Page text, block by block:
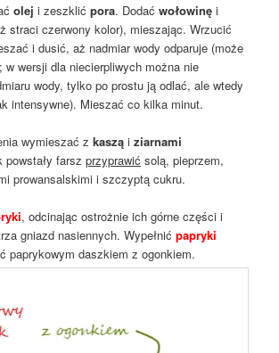
olej i zeszklićpora. Dodaćwołowinę i
straci czerwony kolor), mieszając. Wrzucić
i dusić, aż nadmiar wody odparuje (może
w wersji dla niecierpliwych można nie
wody, tylko po prostu ją odlać, ale wtedy
intensywne). Mieszać co kilka minut.
wymieszać z kaszą iziarnami
powstały farszprzyprawić solą, pieprzem,
prowansalskimi i szczyptą cukru.
, odcinając ostrożnie ich górne części i
gniazd nasiennych. Wypełnićpapryki
paprykowym daszkiem z ogonkiem.